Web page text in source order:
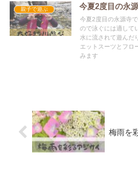
親子で遊ぶ 今夏2度目の永
今夏2度目の永源寺
ので泳ぐには適して
水に流されて遊んだ
エットスーツとフロ
みます
梅雨を